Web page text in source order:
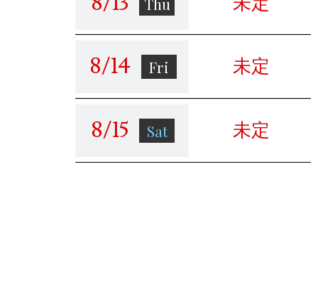
8/14 Fri 未定
8/15 Sat 未定